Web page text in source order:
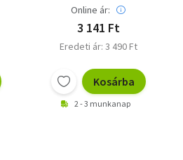
Online ár:
3 141 Ft
Eredeti ár: 3 490 Ft
Kosárba
2 - 3 munkanap